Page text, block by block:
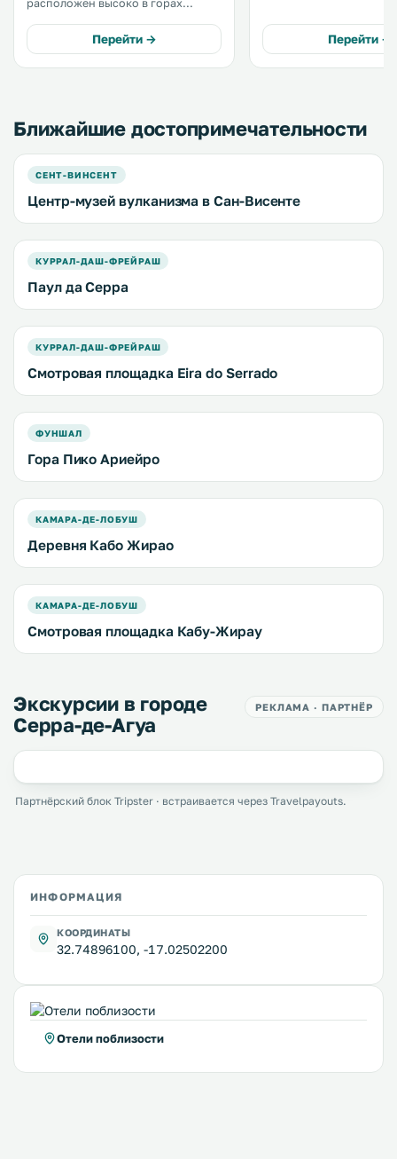
расположен высоко в горах
пешеходных маршрутов. К
услугам гостей номера со
спутниковым телевидением и
Перейти →
полностью
гостиная с камином. .
Перейти →
Ближайшие достопримечательности
СЕНТ-ВИНСЕНТ
Центр-музей вулканизма в Сан-Висенте
КУРРАЛ-ДАШ-ФРЕЙРАШ
Паул да Серра
КУРРАЛ-ДАШ-ФРЕЙРАШ
Смотровая площадка Eira do Serrado
ФУНШАЛ
Гора Пико Ариейро
КАМАРА-ДЕ-ЛОБУШ
Деревня Кабо Жирао
КАМАРА-ДЕ-ЛОБУШ
Смотровая площадка Кабу-Жирау
Экскурсии в городе
Серра-де-Агуа
РЕКЛАМА · ПАРТНЁР
Партнёрский блок Tripster · встраивается через Travelpayouts.
ИНФОРМАЦИЯ
КООРДИНАТЫ
32.74896100, -17.02502200
Отели поблизости